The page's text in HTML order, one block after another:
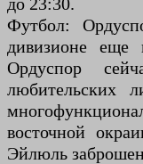
Футбол:
дивизионе
Ордуспор
любительских
восточной
Эйлюль